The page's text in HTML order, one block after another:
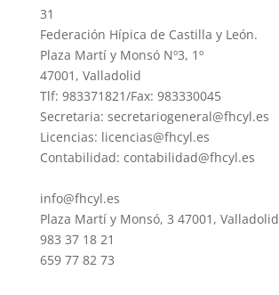
31
Federación Hípica de Castilla y León.
Plaza Martí y Monsó Nº3, 1º
47001, Valladolid
Tlf: 983371821/Fax: 983330045
Secretaria: secretariogeneral@fhcyl.es
Licencias: licencias@fhcyl.es
Contabilidad: contabilidad@fhcyl.es
info@fhcyl.es
Plaza Martí y Monsó, 3 47001, Valladolid
983 37 18 21
659 77 82 73